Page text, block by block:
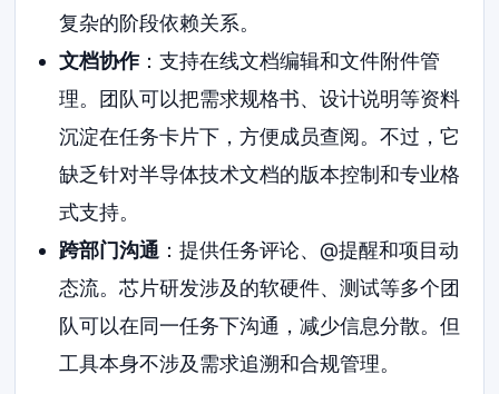
复杂的阶段依赖关系。
文档协作：支持在线文档编辑和文件附件管
理。团队可以把需求规格书、设计说明等资料
沉淀在任务卡片下，方便成员查阅。不过，它
缺乏针对半导体技术文档的版本控制和专业格
式支持。
跨部门沟通：提供任务评论、@提醒和项目动
态流。芯片研发涉及的软硬件、测试等多个团
队可以在同一任务下沟通，减少信息分散。但
工具本身不涉及需求追溯和合规管理。